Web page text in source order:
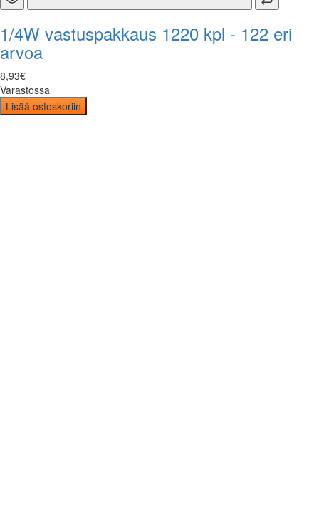
1/4W vastuspakkaus 1220 kpl - 122 eri
arvoa
8,93€
Varastossa
Lisää ostoskoriin